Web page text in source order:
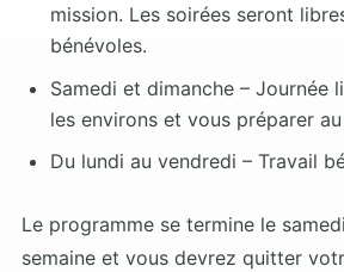
mission. Les soirées seront
bénévoles.
Samedi et dimanche – Journée
les environs et vous préparer
Du lundi au vendredi – Travail
Le programme se termine le
semaine et vous devrez quitter